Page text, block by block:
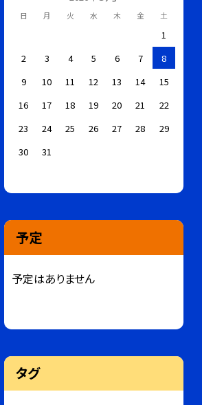
日 月 火 水 木 金 土
1
2
3 4 5 6 7
8
9
10 11 12 13 14
15
16
17 18 19 20 21
22
23
24 25 26 27 28
29
30
31
予定
予定はありません
タグ